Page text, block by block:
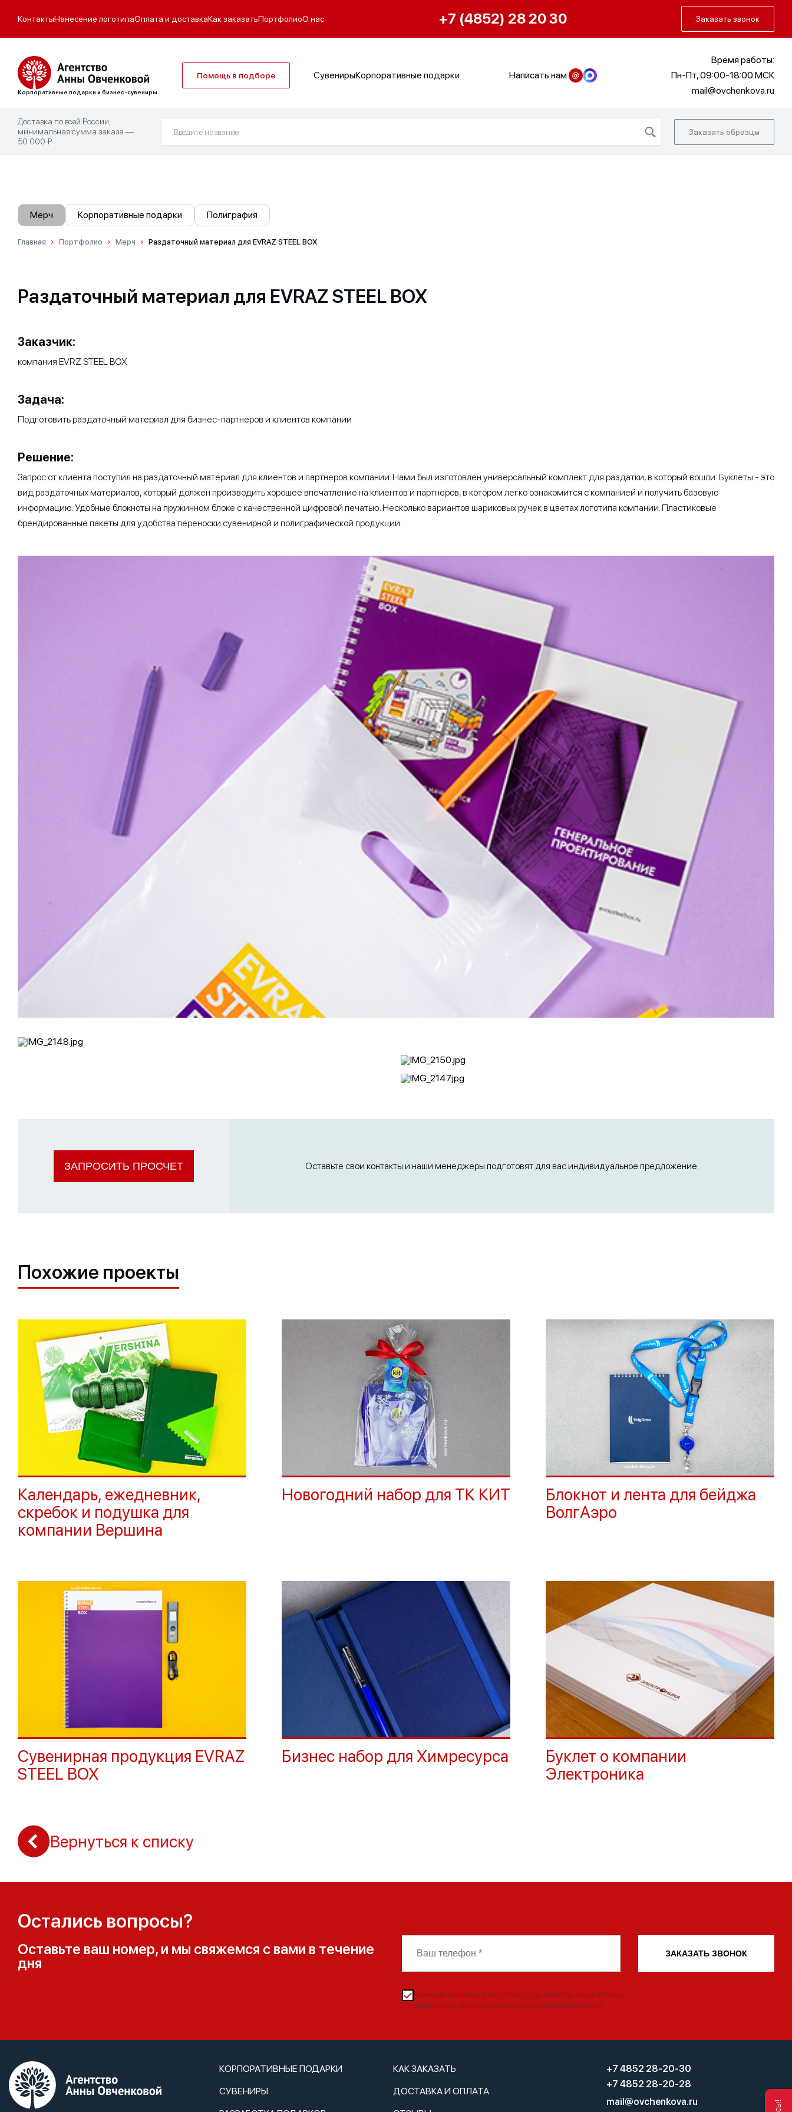
КонтактыНанесение логотипаОплата и доставкаКак заказатьПортфолиоО нас +7 (4852) 28 20 30 Заказать звонок
Корпоративные подарки и бизнес-сувениры
Помощь в подборе СувенирыКорпоративные подарки Написать нам:
Время работы:
Пн-Пт, 09:00-18:00 МСК
mail@ovchenkova.ru
Доставка по всей России,
минимальная сумма заказа —
50 000 ₽
Заказать образцы
Мерч Корпоративные подарки Полиграфия
Главная Портфолио Мерч Раздаточный материал для EVRAZ STEEL BOX
Раздаточный материал для EVRAZ STEEL BOX
Заказчик:
компания EVRZ STEEL BOX
Задача:
Подготовить раздаточный материал для бизнес-партнеров и клиентов компании
Решение:
Запрос от клиента поступил на раздаточный материал для клиентов и партнеров компании. Нами был изготовлен универсальный комплект для раздатки, в который вошли: Буклеты - это
вид раздаточных материалов, который должен производить хорошее впечатление на клиентов и партнеров, в котором легко ознакомится с компанией и получить базовую
информацию. Удобные блокноты на пружинном блоке с качественной цифровой печатью. Несколько вариантов шариковых ручек в цветах логотипа компании. Пластиковые
брендированные пакеты для удобства переноски сувенирной и полиграфической продукции.
ЗАПРОСИТЬ ПРОСЧЕТ Оставьте свои контакты и наши менеджеры подготовят для вас индивидуальное предложение.
Похожие проекты
Календарь, ежедневник,
скребок и подушка для
компании Вершина
Новогодний набор для ТК КИТ
Блокнот и лента для бейджа
ВолгАэро
Сувенирная продукция EVRAZ
STEEL BOX
Бизнес набор для Химресурса
Буклет о компании
Электроника
Вернуться к списку
Остались вопросы?
Оставьте ваш номер, и мы свяжемся с вами в течение
дня
ЗАКАЗАТЬ ЗВОНОК
Нажимая на кнопку, я даю согласие на обработку персональных
данных и соглашаюсь с политикой конфиденциальности
КОРПОРАТИВНЫЕ ПОДАРКИ
СУВЕНИРЫ
КАК ЗАКАЗАТЬ
ДОСТАВКА И ОПЛАТА
+7 4852 28-20-30
+7 4852 28-20-28
mail@ovchenkova.ru